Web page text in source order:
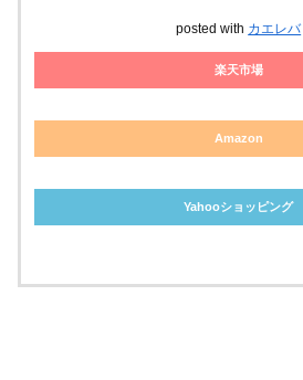
posted with カエレバ
楽天市場
Amazon
Yahooショッピング